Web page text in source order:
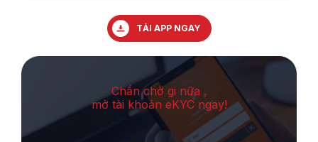
TẢI APP NGAY
Chần chờ gi nữa ,
mở tài khoản eKYC ngay!